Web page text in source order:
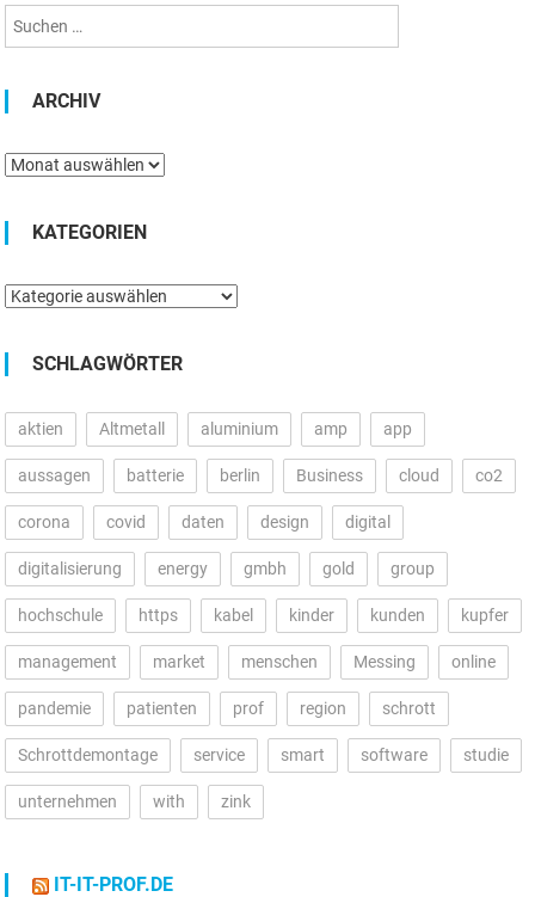
ARCHIV
Archiv
KATEGORIEN
Kategorien
SCHLAGWÖRTER
aktien Altmetall aluminium amp app
aussagen batterie berlin Business cloud co2
corona covid daten design digital
digitalisierung energy gmbh gold group
hochschule https kabel kinder kunden kupfer
management market menschen Messing online
pandemie patienten prof region schrott
Schrottdemontage service smart software studie
unternehmen with zink
IT-IT-PROF.DE